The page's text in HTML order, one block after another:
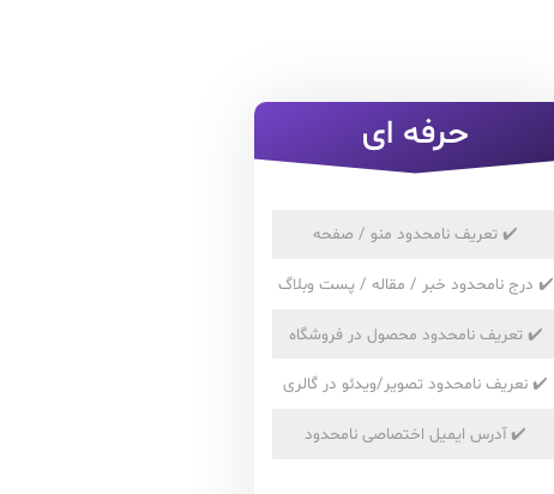
حرفه ای
✔️تعریف نامحدود منو / صفحه
✔️ درج نامحدود خبر / مقاله / پست وبلاگ
✔️تعریف نامحدود محصول در فروشگاه
✔️نعریف نامحدود تصویر/ویدئو در گالری
✔️آدرس ایمیل اختصاصی نامحدود